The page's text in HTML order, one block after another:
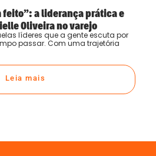
feito”: a liderança prática e
Oliveira no varejo
líderes que a gente escuta por
passar. Com uma trajetória
Leia mais